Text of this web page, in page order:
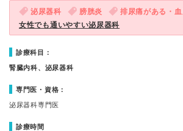
泌尿器科 膀胱炎 排尿痛がある・
女性でも通いやすい泌尿器科
診療科目：
腎臓内科、泌尿器科
専門医・資格：
泌尿器科専門医
診療時間